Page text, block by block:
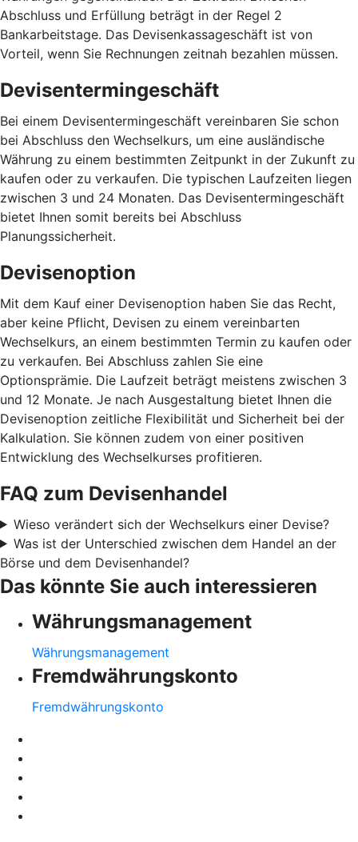
Abschluss und Erfüllung beträgt in der Regel 2
Bankarbeitstage. Das Devisenkassageschäft ist von
Vorteil, wenn Sie Rechnungen zeitnah bezahlen müssen.
Devisentermingeschäft
Bei einem Devisentermingeschäft vereinbaren Sie schon
bei Abschluss den Wechselkurs, um eine ausländische
Währung zu einem bestimmten Zeitpunkt in der Zukunft zu
kaufen oder zu verkaufen. Die typischen Laufzeiten liegen
zwischen 3 und 24 Monaten. Das Devisentermingeschäft
bietet Ihnen somit bereits bei Abschluss
Planungssicherheit.
Devisenoption
Mit dem Kauf einer Devisenoption haben Sie das Recht,
aber keine Pflicht, Devisen zu einem vereinbarten
Wechselkurs, an einem bestimmten Termin zu kaufen oder
zu verkaufen. Bei Abschluss zahlen Sie eine
Optionsprämie. Die Laufzeit beträgt meistens zwischen 3
und 12 Monate. Je nach Ausgestaltung bietet Ihnen die
Devisenoption zeitliche Flexibilität und Sicherheit bei der
Kalkulation. Sie können zudem von einer positiven
Entwicklung des Wechselkurses profitieren.
FAQ zum Devisenhandel
Wieso verändert sich der Wechselkurs einer Devise?
Was ist der Unterschied zwischen dem Handel an der
Börse und dem Devisenhandel?
Das könnte Sie auch interessieren
Währungsmanagement
Währungsmanagement
Fremdwährungskonto
Fremdwährungskonto